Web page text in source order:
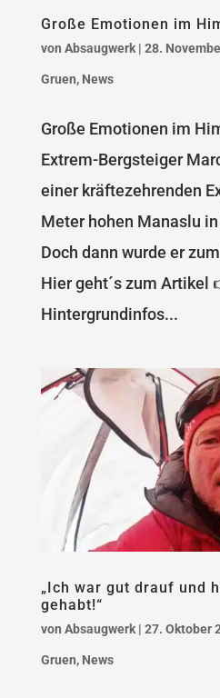
Große Emotionen im
von Absaugwerk| 28.
Gruen, News
Große Emotionen im
Extrem-Bergsteiger
einer kräftezehrenden
Meter hohen Manaslu
Doch dann wurde er
Hier geht´s zum Artikel
Hintergrundinfos...
„Ich war gut drauf und
gehabt!“
von Absaugwerk| 27. Oktober
Gruen, News